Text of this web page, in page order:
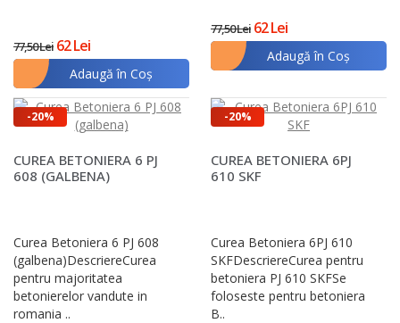
77,50 Lei 62 Lei
Adaugă în Coş
77,50 Lei 62 Lei
Adaugă în Coş
-20%
CUREA BETONIERA 6 PJ
608 (GALBENA)
Curea Betoniera 6 PJ 608
(galbena)DescriereCurea
pentru majoritatea
betonierelor vandute in
romania ..
-20%
CUREA BETONIERA 6PJ
610 SKF
Curea Betoniera 6PJ 610
SKFDescriereCurea pentru
betoniera PJ 610 SKFSe
foloseste pentru betoniera
B..